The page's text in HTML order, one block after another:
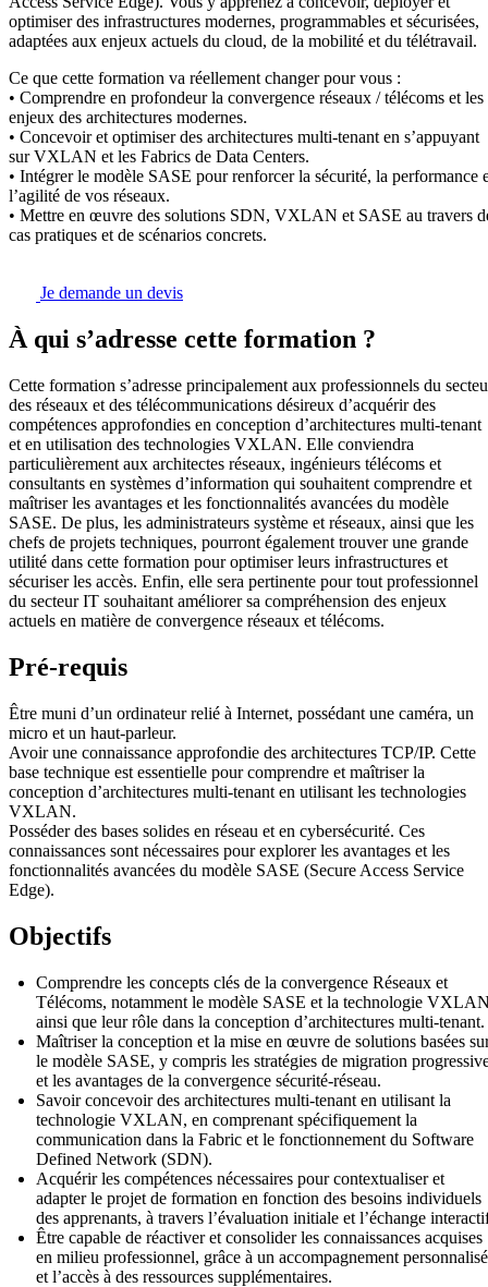
optimiser des infrastructures modernes, programmables et sécurisées,
adaptées aux enjeux actuels du cloud, de la mobilité et du télétravail.
Ce que cette formation va réellement changer pour vous :
• Comprendre en profondeur la convergence réseaux / télécoms et les
enjeux des architectures modernes.
• Concevoir et optimiser des architectures multi-tenant en s’appuyant
sur VXLAN et les Fabrics de Data Centers.
• Intégrer le modèle SASE pour renforcer la sécurité, la performance
l’agilité de vos réseaux.
• Mettre en œuvre des solutions SDN, VXLAN et SASE au travers
cas pratiques et de scénarios concrets.
Je demande un devis
À qui s’adresse cette formation ?
Cette formation s’adresse principalement aux professionnels du
des réseaux et des télécommunications désireux d’acquérir des
compétences approfondies en conception d’architectures multi-tenant
et en utilisation des technologies VXLAN. Elle conviendra
particulièrement aux architectes réseaux, ingénieurs télécoms et
consultants en systèmes d’information qui souhaitent comprendre et
maîtriser les avantages et les fonctionnalités avancées du modèle
SASE. De plus, les administrateurs système et réseaux, ainsi que les
chefs de projets techniques, pourront également trouver une grande
utilité dans cette formation pour optimiser leurs infrastructures et
sécuriser les accès. Enfin, elle sera pertinente pour tout professionnel
du secteur IT souhaitant améliorer sa compréhension des enjeux
actuels en matière de convergence réseaux et télécoms.
Pré-requis
Être muni d’un ordinateur relié à Internet, possédant une caméra, un
micro et un haut-parleur.
Avoir une connaissance approfondie des architectures TCP/IP. Cette
base technique est essentielle pour comprendre et maîtriser la
conception d’architectures multi-tenant en utilisant les technologies
VXLAN.
Posséder des bases solides en réseau et en cybersécurité. Ces
connaissances sont nécessaires pour explorer les avantages et les
fonctionnalités avancées du modèle SASE (Secure Access Service
Edge).
Objectifs
Comprendre les concepts clés de la convergence Réseaux et
Télécoms, notamment le modèle SASE et la technologie
ainsi que leur rôle dans la conception d’architectures multi-tenant.
Maîtriser la conception et la mise en œuvre de solutions basées
le modèle SASE, y compris les stratégies de migration
et les avantages de la convergence sécurité-réseau.
Savoir concevoir des architectures multi-tenant en utilisant la
technologie VXLAN, en comprenant spécifiquement la
communication dans la Fabric et le fonctionnement du Software
Defined Network (SDN).
Acquérir les compétences nécessaires pour contextualiser et
adapter le projet de formation en fonction des besoins individuels
des apprenants, à travers l’évaluation initiale et l’échange
Être capable de réactiver et consolider les connaissances acquises
en milieu professionnel, grâce à un accompagnement personnalisé
et l’accès à des ressources supplémentaires.